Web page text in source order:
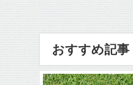
おすすめ記事